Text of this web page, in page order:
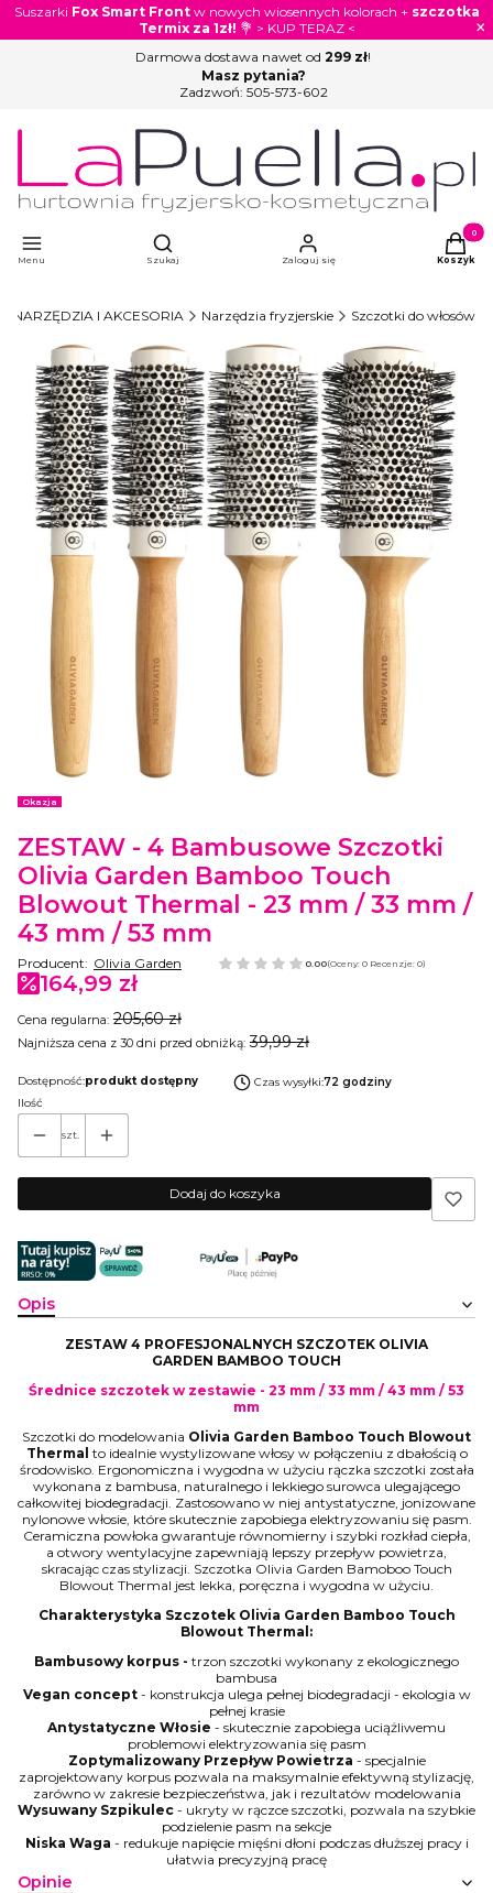
Suszarki Fox Smart Frontw nowych wiosennych kolorach + szczotka
Termix za 1zł! 💐 > KUP TERAZ < ×
Darmowa dostawa nawet od 299 zł!
Masz pytania?
Zadzwoń: 505-573-602
Menu
Otwórz wyszukiwarkę
Szukaj Zaloguj się Koszyk
NARZĘDZIA I AKCESORIA Narzędzia fryzjerskie Szczotki do włosów
Etykiety
Okazja
ZESTAW - 4 Bambusowe Szczotki
Olivia Garden Bamboo Touch
Blowout Thermal - 23 mm / 33 mm /
43 mm / 53 mm
Producent: Olivia Garden 0.00(Oceny: 0 Recenzje: 0)
164,99 zł
Cena regularna: 205,60 zł
Najniższa cena z 30 dni przed obniżką: 39,99 zł
Dostępność:produkt dostępny Czas wysyłki:72 godziny
Ilość
szt.
Dodaj do koszyka
Opis
ZESTAW 4 PROFESJONALNYCH SZCZOTEK OLIVIA
GARDEN BAMBOO TOUCH
Średnice szczotek w zestawie - 23 mm / 33 mm / 43 mm / 53
mm
Szczotki do modelowania Olivia Garden Bamboo Touch Blowout
Thermal to idealnie wystylizowane włosy w połączeniu z dbałością o
środowisko. Ergonomiczna i wygodna w użyciu rączka szczotki została
wykonana z bambusa, naturalnego i lekkiego surowca ulegającego
całkowitej biodegradacji. Zastosowano w niej antystatyczne, jonizowane
nylonowe włosie, które skutecznie zapobiega elektryzowaniu się pasm.
Ceramiczna powłoka gwarantuje równomierny i szybki rozkład ciepła,
a otwory wentylacyjne zapewniają lepszy przepływ powietrza,
skracając czas stylizacji. Szczotka Olivia Garden Bamoboo Touch
Blowout Thermal jest lekka, poręczna i wygodna w użyciu.
Charakterystyka Szczotek Olivia Garden Bamboo Touch
Blowout Thermal:
Bambusowy korpus - trzon szczotki wykonany z ekologicznego
bambusa
Vegan concept- konstrukcja ulega pełnej biodegradacji - ekologia w
pełnej krasie
Antystatyczne Włosie - skutecznie zapobiega uciążliwemu
problemowi elektryzowania się pasm
Zoptymalizowany Przepływ Powietrza - specjalnie
zaprojektowany korpus pozwala na maksymalnie efektywną stylizację,
zarówno w zakresie bezpieczeństwa, jak i rezultatów modelowania
Wysuwany Szpikulec - ukryty w rączce szczotki, pozwala na szybkie
podzielenie pasm na sekcje
Niska Waga - redukuje napięcie mięśni dłoni podczas dłuższej pracy i
ułatwia precyzyjną pracę
Opinie